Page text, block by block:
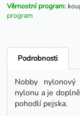
Věrnostní program:
program
Podrobnosti
Nobby
nylonu a je
pohodlí pejska.